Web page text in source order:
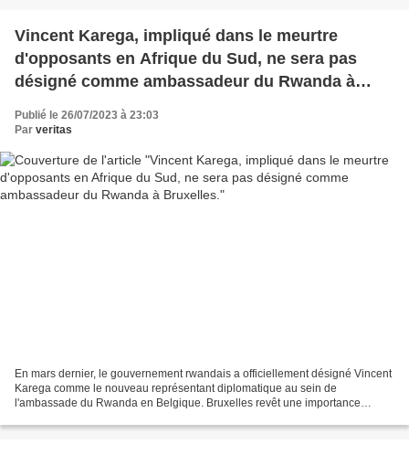
Vincent Karega, impliqué dans le meurtre
d'opposants en Afrique du Sud, ne sera pas
désigné comme ambassadeur du Rwanda à
Publié le 26/07/2023 à 23:03
Par veritas
En mars dernier, le gouvernement rwandais a officiellement désigné Vincent
Karega comme le nouveau représentant diplomatique au sein de
l'ambassade du Rwanda en Belgique. Bruxelles revêt une importance